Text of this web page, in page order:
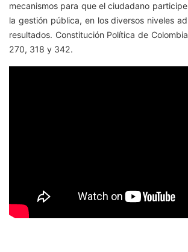
mecanismos para que el ciudadano
la gestión pública, en los diversos niveles
resultados. Constitución Política de
270, 318 y 342.